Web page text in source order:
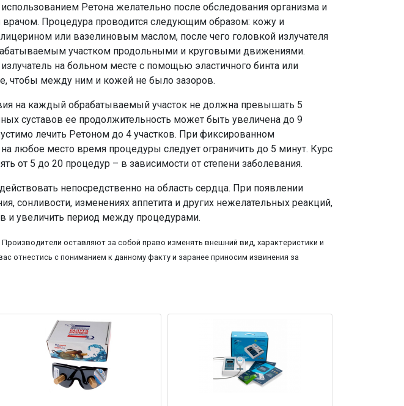
использованием Ретона желательно после обследования организма и
врачом. Процедура проводится следующим образом: кожу и
или вазелиновым маслом, после чего головкой излучателя
участком продольными и круговыми движениями.
на больном месте с помощью эластичного бинта или
чтобы между ним и кожей не было зазоров.
на каждый обрабатываемый участок не должна превышать 5
суставов ее продолжительность может быть увеличена до 9
лечить Ретоном до 4 участков. При фиксированном
на любое место время процедуры следует ограничить до 5 минут. Курс
от 5 до 20 процедур – в зависимости от степени заболевания.
непосредственно на область сердца. При появлении
сонливости, изменениях аппетита и других нежелательных реакций,
и увеличить период между процедурами.
оставляют за собой право изменять внешний вид, характеристики и
отнестись с пониманием к данному факту и заранее приносим извинения за